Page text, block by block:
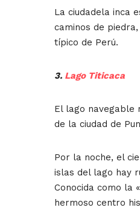
La ciudadela inca
caminos de
típico de Perú.
3. Lago Titicaca
El lago navegable
de la ciudad de
Por la noche, el
islas del lago hay
Conocida como la
hermoso centro